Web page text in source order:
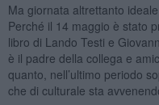
Ma giornata altrettanto
Perché il 14 maggio è stato
libro di Lando Testi e
è il padre della collega e
quanto, nell’ultimo periodo
che di culturale sta